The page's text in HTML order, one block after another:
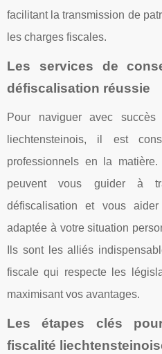
facilitant la transmission de
les charges fiscales.
Les services de
défiscalisation réussie
Pour naviguer avec
liechtensteinois, il est
professionnels en la
peuvent vous guider à
défiscalisation et vous
adaptée à votre situation
Ils sont les alliés
fiscale qui respecte les
maximisant vos avantages.
Les étapes clés
fiscalité